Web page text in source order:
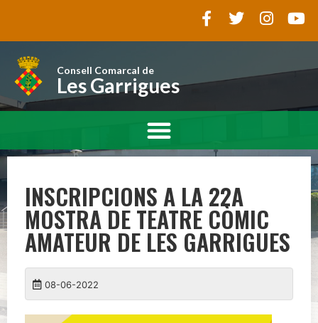
Consell Comarcal de
Les Garrigues
INSCRIPCIONS A LA 22A
MOSTRA DE TEATRE CÒMIC
AMATEUR DE LES GARRIGUES
08-06-2022